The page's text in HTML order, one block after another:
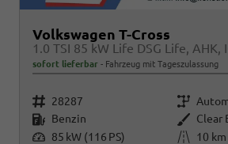
Volkswagen T-Cross
sofort lieferbar Fahrzeug mit Tageszulassung
Fahrzeugnr. 28287 Getriebe
Kraftstoff Benzin Außenfarbe Clear
Leistung 85 kW (116 PS) Kilometerstand
10 km